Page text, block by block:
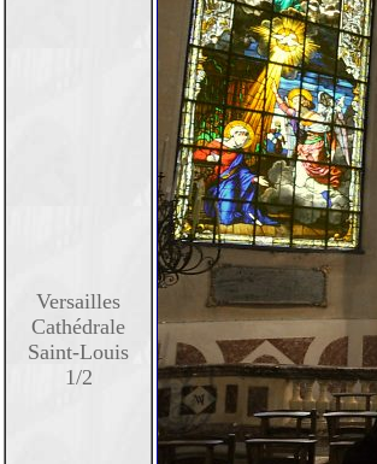
Versailles
Cathédrale
Saint-Louis
1/2